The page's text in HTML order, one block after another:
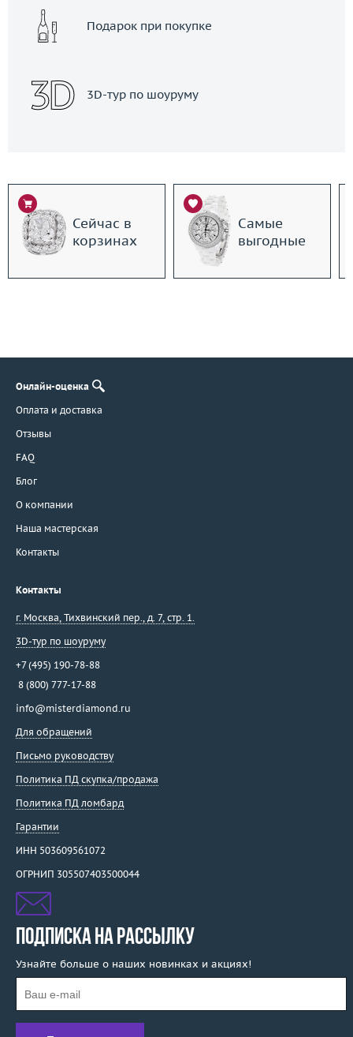
Подарок при покупке
3D-тур по шоуруму
Сейчас в
корзинах
Самые
выгодные
Онлайн-оценка
Оплата и доставка
Отзывы
FAQ
Блог
О компании
Наша мастерская
Контакты
Контакты
г. Москва, Тихвинский пер., д. 7, стр. 1.
3D-тур по шоуруму
+7 (495) 190-78-88
8 (800) 777-17-88
info@misterdiamond.ru
Для обращений
Письмо руководству
Политика ПД скупка/продажа
Политика ПД ломбард
Гарантии
ИНН 503609561072
ОГРНИП 305507403500044
ПОДПИСКА НА РАССЫЛКУ
Узнайте больше о наших новинках и акциях!